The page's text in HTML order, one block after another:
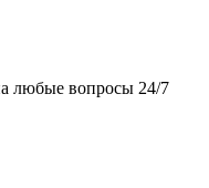
любые вопросы 24/7